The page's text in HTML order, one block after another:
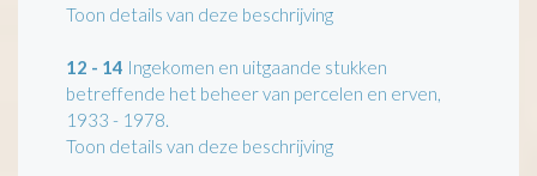
Toon details van deze beschrijving
12 - 14 Ingekomen en uitgaande stukken
betreffende het beheer van percelen en erven,
1933 - 1978.
Toon details van deze beschrijving